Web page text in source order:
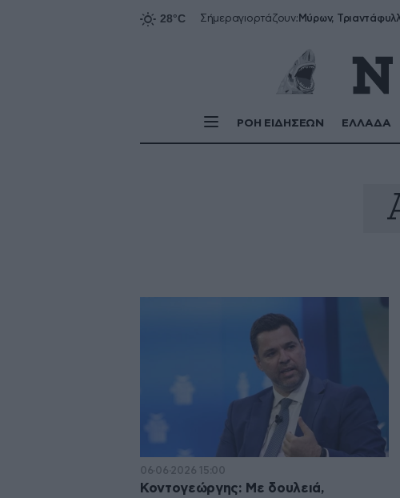
Σήμεραγιορτάζουν:
ΡΟΗ ΕΙΔΗΣΕΩΝ ΕΛΛΑΔΑ
06·06·2026 15:00
Κοντογεώργης: Με δουλειά,